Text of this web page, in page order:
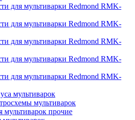
для мультиварки Redmond RMK-
для мультиварки Redmond RMK-
для мультиварки Redmond RMK-
для мультиварки Redmond RMK-
для мультиварки Redmond RMK-
мультиварок
мультиварок
мультиварок прочие